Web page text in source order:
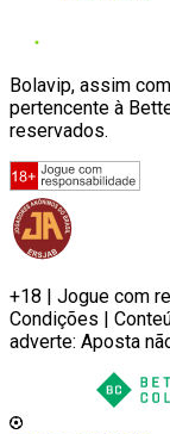
Bolavip, assim
pertencente à
reservados.
+18 | Jogue com
Condições |
adverte: Aposta